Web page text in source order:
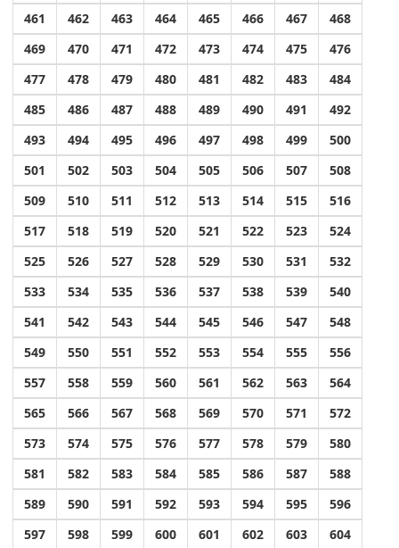
461
462 463 464 465 466 467
468
469
470 471 472 473 474 475
476
477
478 479 480 481 482 483
484
485
486 487 488 489 490 491
492
493
494 495 496 497 498 499
500
501
502 503 504 505 506 507
508
509
510 511 512 513 514 515
516
517
518 519 520 521 522 523
524
525
526 527 528 529 530 531
532
533
534 535 536 537 538 539
540
541
542 543 544 545 546 547
548
549
550 551 552 553 554 555
556
557
558 559 560 561 562 563
564
565
566 567 568 569 570 571
572
573
574 575 576 577 578 579
580
581
582 583 584 585 586 587
588
589
590 591 592 593 594 595
596
597
598 599 600 601 602 603
604